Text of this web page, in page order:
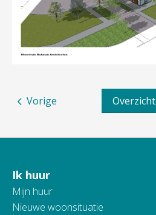
Overzicht
Vorige
Contactinformatie
Ik huur
Mijn huur
Nieuwe woonsituatie